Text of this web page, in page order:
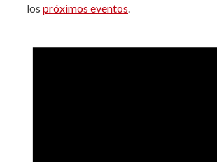
los próximos eventos